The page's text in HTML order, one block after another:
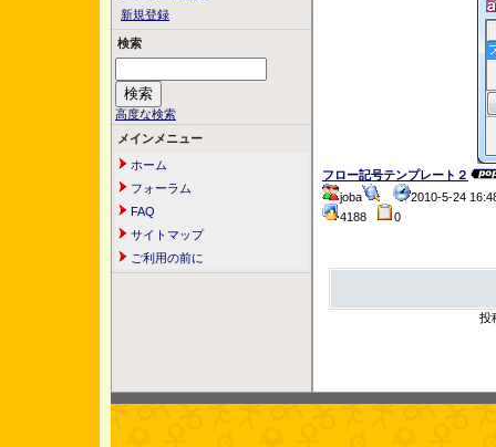
新規登録
検索
高度な検索
メインメニュー
ホーム
フォーラム
FAQ
サイトマップ
ご利用の前に
フロー記号テンプレート２
joba
2010-5-24
4188
0
投